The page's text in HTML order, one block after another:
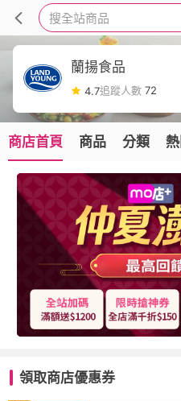
搜全站商品
蘭揚食品
4.7追蹤人數 72
商店首頁 商品 分類
領取商店優惠券